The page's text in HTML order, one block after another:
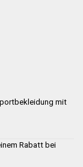
mit
Rabatt bei